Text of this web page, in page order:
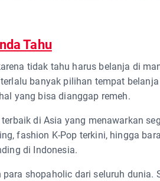
Tahu
tidak tahu harus belanja di
banyak pilihan tempat
yang bisa dianggap remeh.
di Asia yang menawarkan
fashion K-Pop terkini, hingga
di Indonesia.
shopaholic dari seluruh dunia.